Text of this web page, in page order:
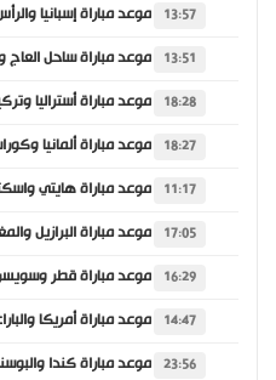
13:57
13:51
18:28
18:27
11:17
17:05
16:29
14:47
23:56